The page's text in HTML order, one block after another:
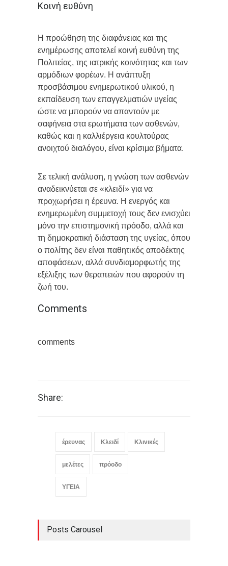
Κοινή ευθύνη
Η προώθηση της διαφάνειας και της
ενημέρωσης αποτελεί κοινή ευθύνη της
Πολιτείας, της ιατρικής κοινότητας και των
αρμόδιων φορέων. Η ανάπτυξη
προσβάσιμου ενημερωτικού υλικού, η
εκπαίδευση των επαγγελματιών υγείας
ώστε να μπορούν να απαντούν με
σαφήνεια στα ερωτήματα των ασθενών,
καθώς και η καλλιέργεια κουλτούρας
ανοιχτού διαλόγου, είναι κρίσιμα βήματα.
Σε τελική ανάλυση, η γνώση των ασθενών
αναδεικνύεται σε «κλειδί» για να
προχωρήσει η έρευνα. Η ενεργός και
ενημερωμένη συμμετοχή τους δεν ενισχύει
μόνο την επιστημονική πρόοδο, αλλά και
τη δημοκρατική διάσταση της υγείας, όπου
ο πολίτης δεν είναι παθητικός αποδέκτης
αποφάσεων, αλλά συνδιαμορφωτής της
εξέλιξης των θεραπειών που αφορούν τη
ζωή του.
Comments
comments
Share:
έρευνας Κλειδί Κλινικές
μελέτες πρόοδο
ΥΓΕΙΑ
Posts Carousel